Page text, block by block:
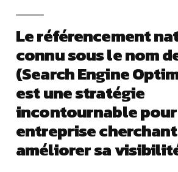
Le référencement
connu sous le nom
(Search Engine
est une stratégie
incontournable
entreprise
améliorer sa